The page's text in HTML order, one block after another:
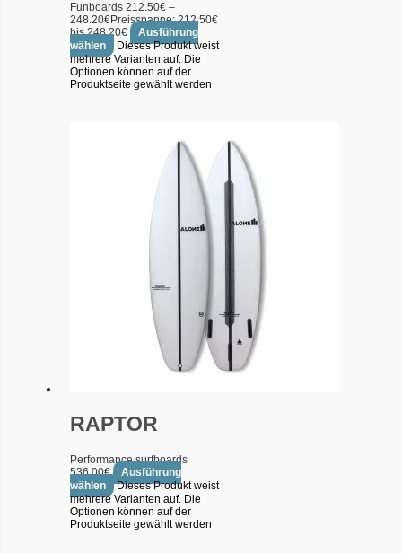
Funboards212.50€ –
248.20€Preisspanne: 212.50€
bis 248.20€
Ausführung
wählen
Dieses Produkt weist
mehrere Varianten auf. Die
Optionen können auf der
Produktseite gewählt werden
RAPTOR
Performance surfboards
536.00€
Ausführung
wählen
Dieses Produkt weist
mehrere Varianten auf. Die
Optionen können auf der
Produktseite gewählt werden